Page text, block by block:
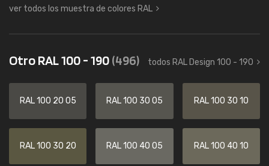
ver todos los muestra de colores RAL
Otro RAL 100 - 190(496) todos RAL Design 100 - 190
RAL 100 20 05 RAL 100 30 05 RAL 100 30 10
RAL 100 30 20 RAL 100 40 05 RAL 100 40 10